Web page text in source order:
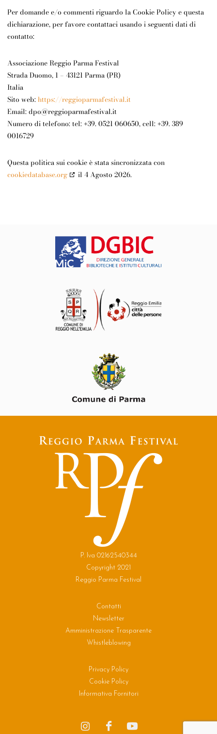
Per domande e/o commenti riguardo la Cookie Policy e questa
dichiarazione, per favore contattaci usando i seguenti dati di
contatto:
Associazione Reggio Parma Festival
Strada Duomo, 1 – 43121 Parma (PR)
Italia
Sito web:https://reggioparmafestival.it
Email:dpo@reggioparmafestival.it
Numero di telefono: tel: +39. 0521 060650, cell: +39. 389
0016729
Questa politica sui cookie è stata sincronizzata con
cookiedatabase.org
il 4 Agosto 2026.
P. Iva 02162540344
Copyright 2021
Reggio Parma Festival
Contatti
Newsletter
Amministrazione Trasparente
Whistleblowing
Privacy Policy
Cookie Policy
Informativa Fornitori